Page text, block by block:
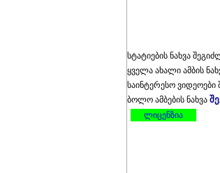
სტატიების ნახვა
ყველა ახალი ამბის
საინტერესო
ბოლო ამბების ნახვა
ლიცენზია